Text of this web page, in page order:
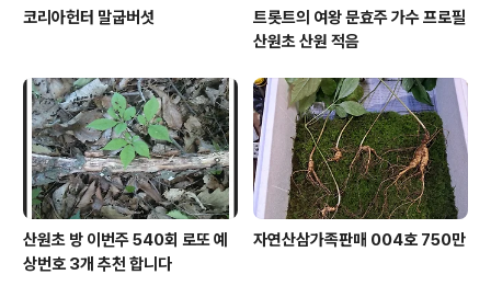
코리아헌터 말굽버섯
트롯트의 여왕 문효주 가수 프로필
산원초 산원 적음
산원초 방 이번주 540회 로또 예
상번호 3개 추천 합니다
자연산삼가족판매 004호 750만